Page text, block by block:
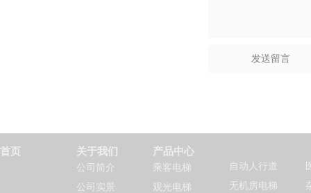
首页 关于我们
公司简介
公司实景
产品中心
乘客电梯
观光电梯
自动人行道
无机房电梯